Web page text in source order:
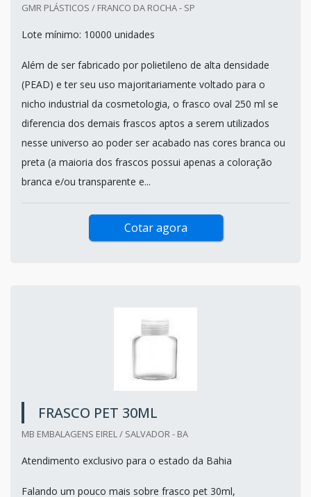
GMR PLÁSTICOS / FRANCO DA ROCHA - SP
Lote mínimo: 10000 unidades
Além de ser fabricado por polietileno de alta densidade
(PEAD) e ter seu uso majoritariamente voltado para o
nicho industrial da cosmetologia, o frasco oval 250 ml se
diferencia dos demais frascos aptos a serem utilizados
nesse universo ao poder ser acabado nas cores branca ou
preta (a maioria dos frascos possui apenas a coloração
branca e/ou transparente e...
Cotar agora
FRASCO PET 30ML
MB EMBALAGENS EIREL / SALVADOR - BA
Atendimento exclusivo para o estado da Bahia
Falando um pouco mais sobre frasco pet 30ml,